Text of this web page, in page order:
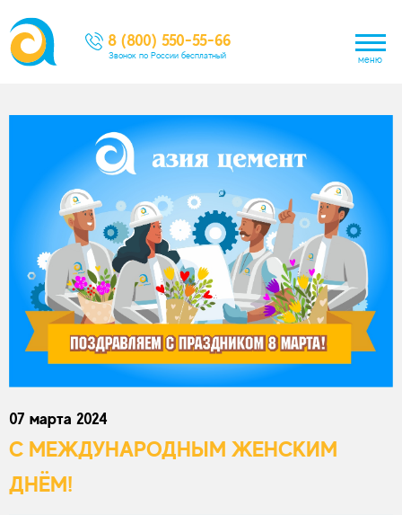
8 (800) 550-55-66
Звонок по России бесплатный меню
07 марта 2024
C МЕЖДУНАРОДНЫМ ЖЕНСКИМ
ДНЁМ!